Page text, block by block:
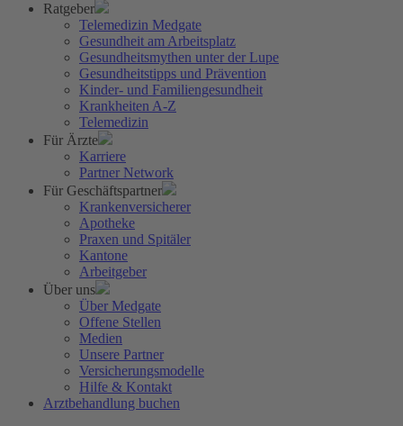
Ratgeber
Telemedizin Medgate
Gesundheit am Arbeitsplatz
Gesundheitsmythen unter der Lupe
Gesundheitstipps und Prävention
Kinder- und Familiengesundheit
Krankheiten A-Z
Telemedizin
Für Ärzte
Karriere
Partner Network
Für Geschäftspartner
Krankenversicherer
Apotheke
Praxen und Spitäler
Kantone
Arbeitgeber
Über uns
Über Medgate
Offene Stellen
Medien
Unsere Partner
Versicherungsmodelle
Hilfe & Kontakt
Arztbehandlung buchen